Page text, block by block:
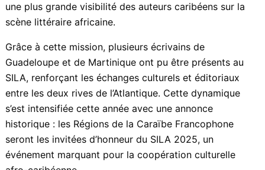
une plus grande visibilité des auteurs caribéens sur la
scène littéraire africaine.
Grâce à cette mission, plusieurs écrivains de
Guadeloupe et de Martinique ont pu être présents au
SILA, renforçant les échanges culturels et éditoriaux
entre les deux rives de l’Atlantique. Cette dynamique
s’est intensifiée cette année avec une annonce
historique : les Régions de la Caraïbe Francophone
seront les invitées d’honneur du SILA 2025, un
événement marquant pour la coopération culturelle